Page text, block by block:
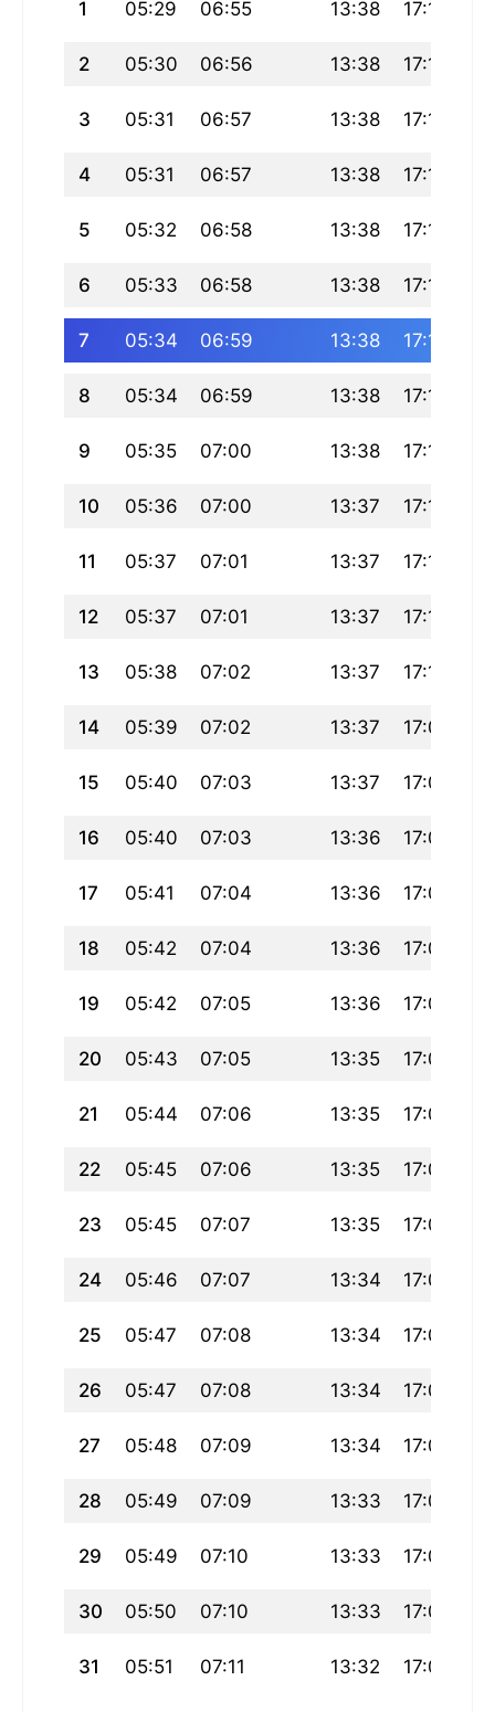
1 05:29 06:55 13:38 17:11
2 05:30 06:56 13:38 17:11
3 05:31 06:57 13:38 17:11
4 05:31 06:57 13:38 17:11
5 05:32 06:58 13:38 17:11
6 05:33 06:58 13:38 17:10
7 05:34 06:59 13:38 17:10
8 05:34 06:59 13:38 17:10
9 05:35 07:00 13:38 17:10
10 05:36 07:00 13:37 17:10
11 05:37 07:01 13:37 17:10
12 05:37 07:01 13:37 17:10
13 05:38 07:02 13:37 17:10
14 05:39 07:02 13:37 17:09
15 05:40 07:03 13:37 17:09
16 05:40 07:03 13:36 17:09
17 05:41 07:04 13:36 17:09
18 05:42 07:04 13:36 17:09
19 05:42 07:05 13:36 17:08
20 05:43 07:05 13:35 17:08
21 05:44 07:06 13:35 17:08
22 05:45 07:06 13:35 17:08
23 05:45 07:07 13:35 17:07
24 05:46 07:07 13:34 17:07
25 05:47 07:08 13:34 17:07
26 05:47 07:08 13:34 17:06
27 05:48 07:09 13:34 17:06
28 05:49 07:09 13:33 17:05
29 05:49 07:10 13:33 17:05
30 05:50 07:10 13:33 17:05
31 05:51 07:11 13:32 17:04